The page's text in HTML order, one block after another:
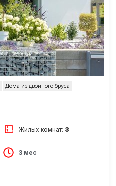
Дома из двойного бруса
Жилых комнат: 3
3 мес